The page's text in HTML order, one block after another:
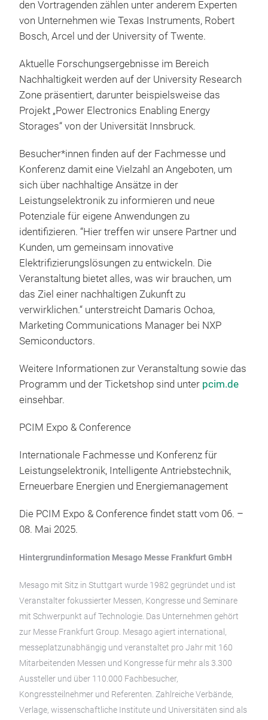
den Vortragenden zählen unter anderem Experten
von Unternehmen wie Texas Instruments, Robert
Bosch, Arcel und der University of Twente.
Aktuelle Forschungsergebnisse im Bereich
Nachhaltigkeit werden auf der University Research
Zone präsentiert, darunter beispielsweise das
Projekt „Power Electronics Enabling Energy
Storages“ von der Universität Innsbruck.
Besucher*innen finden auf der Fachmesse und
Konferenz damit eine Vielzahl an Angeboten, um
sich über nachhaltige Ansätze in der
Leistungselektronik zu informieren und neue
Potenziale für eigene Anwendungen zu
identifizieren. “Hier treffen wir unsere Partner und
Kunden, um gemeinsam innovative
Elektrifizierungslösungen zu entwickeln. Die
Veranstaltung bietet alles, was wir brauchen, um
das Ziel einer nachhaltigen Zukunft zu
verwirklichen.“ unterstreicht Damaris Ochoa,
Marketing Communications Manager bei NXP
Semiconductors.
Weitere Informationen zur Veranstaltung sowie das
Programm und der Ticketshop sind unter pcim.de
einsehbar.
PCIM Expo & Conference
Internationale Fachmesse und Konferenz für
Leistungselektronik, Intelligente Antriebstechnik,
Erneuerbare Energien und Energiemanagement
Die PCIM Expo & Conference findet statt vom 06. –
08. Mai 2025.
Hintergrundinformation Mesago Messe Frankfurt GmbH
Mesago mit Sitz in Stuttgart wurde 1982 gegründet und ist
Veranstalter fokussierter Messen, Kongresse und Seminare
mit Schwerpunkt auf Technologie. Das Unternehmen gehört
zur Messe Frankfurt Group. Mesago agiert international,
messeplatzunabhängig und veranstaltet pro Jahr mit 160
Mitarbeitenden Messen und Kongresse für mehr als 3.300
Aussteller und über 110.000 Fachbesucher,
Kongressteilnehmer und Referenten. Zahlreiche Verbände,
Verlage, wissenschaftliche Institute und Universitäten sind als